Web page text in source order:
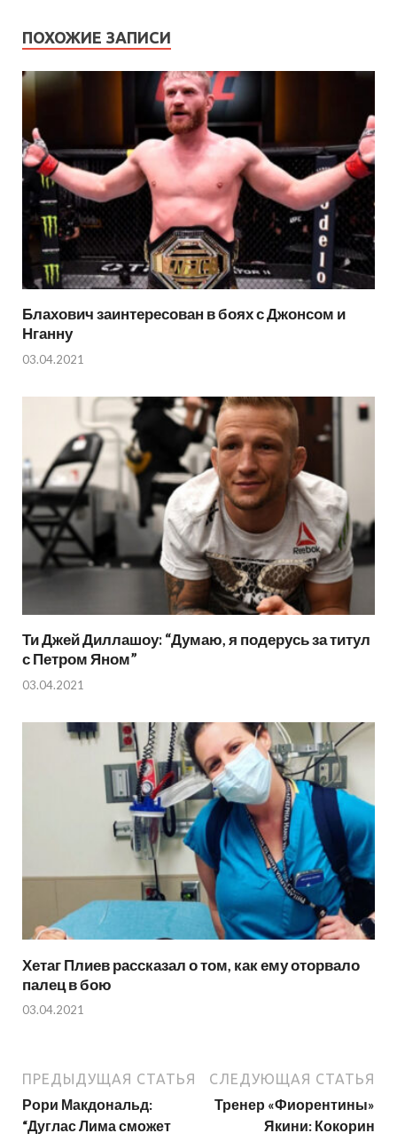
ПОХОЖИЕ ЗАПИСИ
Блахович заинтересован в боях с Джонсом и
Нганну
03.04.2021
Ти Джей Диллашоу: “Думаю, я подерусь за титул
с Петром Яном”
03.04.2021
Хетаг Плиев рассказал о том, как ему оторвало
палец в бою
03.04.2021
ПРЕДЫДУЩАЯ СТАТЬЯ
Рори Макдональд:
“Дуглас Лима сможет
СЛЕДУЮЩАЯ СТАТЬЯ
Тренер «Фиорентины»
Якини: Кокорин